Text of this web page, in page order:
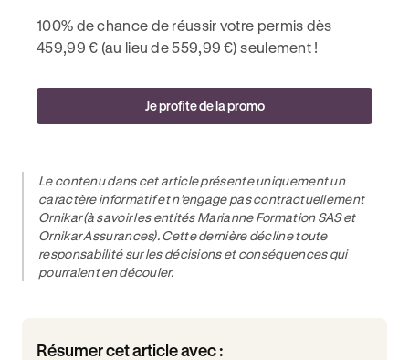
100% de chance de réussir votre permis dès
459,99 € (au lieu de 559,99 €) seulement !
Je profite de la promo
Le contenu dans cet article présente uniquement un
caractère informatif et n’engage pas contractuellement
Ornikar (à savoir les entités Marianne Formation SAS et
Ornikar Assurances). Cette dernière décline toute
responsabilité sur les décisions et conséquences qui
pourraient en découler.
Résumer cet article avec :